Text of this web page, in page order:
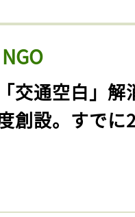
交通空白」解
創設。すでに